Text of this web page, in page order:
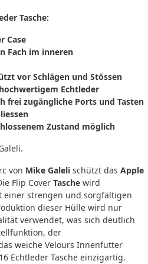
Tasche:
Case
Fach im inneren
vor Schlägen und Stössen
Echtleder
frei zugängliche Ports und Tasten
Zustand möglich
von Mike Galeli schützt das Apple
Flip Cover Tasche wird
strengen und sorgfältigen
dieser Hülle wird nur
verwendet, was sich deutlich
der
weiche Velours Innenfutter
Echtleder Tasche einzigartig.